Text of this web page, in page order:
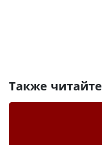
Также читайте